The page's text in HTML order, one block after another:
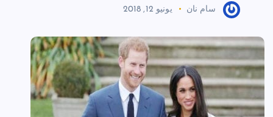
سام نان يونيو 12, 2018